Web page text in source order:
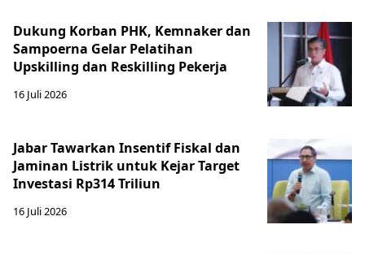
Dukung Korban PHK, Kemnaker dan
Sampoerna Gelar Pelatihan
Upskilling dan Reskilling Pekerja
16 Juli 2026
Jabar Tawarkan Insentif Fiskal dan
Jaminan Listrik untuk Kejar Target
Investasi Rp314 Triliun
16 Juli 2026